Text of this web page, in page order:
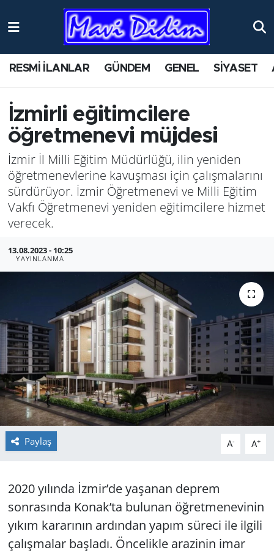
RESMİ İLANLAR GÜNDEM GENEL SİYASET
İzmirli eğitimcilere
öğretmenevi müjdesi
İzmir İl Milli Eğitim Müdürlüğü, ilin yeniden
öğretmenevlerine kavuşması için çalışmalarını
sürdürüyor. İzmir Öğretmenevi ve Milli Eğitim
Vakfı Öğretmenevi yeniden eğitimcilere hizmet
verecek.
13.08.2023 - 10:25
YAYINLANMA
Paylaş A- A+
2020 yılında İzmir’de yaşanan deprem
sonrasında Konak’ta bulunan öğretmenevinin
yıkım kararının ardından yapım süreci ile ilgili
çalışmalar başladı. Öncelikle arazinin imar
ANTİK YERLER
AYDIN
BİLİM VE TEKNOLOJİ
ÇEVRE
EĞİTİM
GENEL
GÜNDEM
HABERDE İNSAN
KÜLTÜR SANAT
MAGAZİN
POLİTİKA
RESMİ İLANLAR
SAĞLIK
SİYASET
SPOR
Nöbetçi Eczaneler
Namaz Vakitleri
Trafik Durumu
Süper Lig Puan Durumu ve Fikstür
Tüm Manşetler
Haber Arşivi